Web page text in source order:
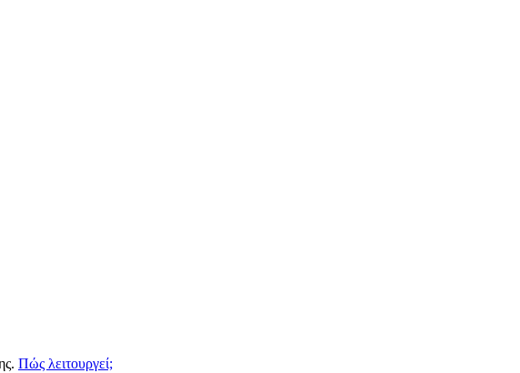
Πώς λειτουργεί;